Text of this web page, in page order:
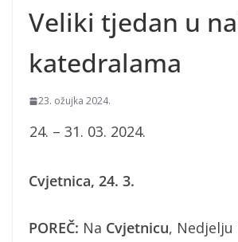
Veliki tjedan u
katedralama
23. ožujka 2024.
– 31. 03. 2024.
Cvjetnica, 24. 3.
POREČ: Na Cvjetnicu, Nedjelju